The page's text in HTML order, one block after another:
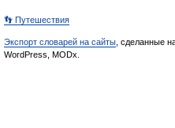
👣 Путешествия
Экспорт словарей на сайты , сделанные
WordPress, MODx.